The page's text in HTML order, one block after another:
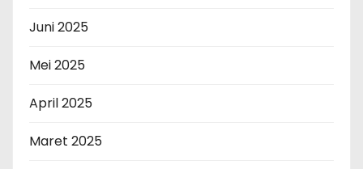
Juni 2025
Mei 2025
April 2025
Maret 2025